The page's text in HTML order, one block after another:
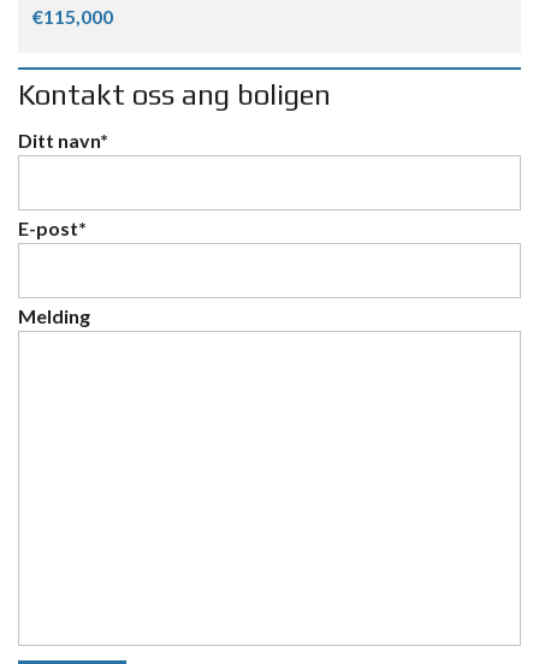
€115,000
Kontakt oss ang boligen
Ditt navn*
E-post*
Melding